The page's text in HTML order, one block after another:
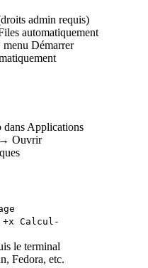
admin requis)
automatiquement
menu Démarrer
dans Applications
→ Ouvrir
+x Calcul-
le terminal
Fedora, etc.